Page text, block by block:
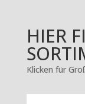
HIER
Klicken für